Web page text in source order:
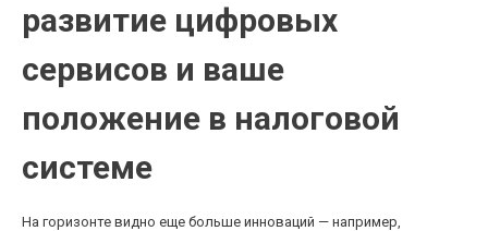
развитие цифровых
сервисов и ваше
положение в налоговой
системе
На горизонте видно еще больше инноваций — например,